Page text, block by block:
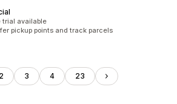
trial available
pickup points and track parcels
2 3 4 23